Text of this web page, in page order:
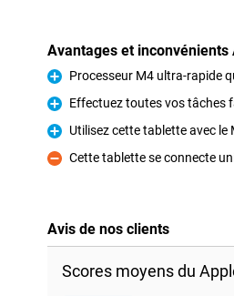
Avantages et inconvénients
Pour
Processeur M4 ultra-rapide
Pour
Effectuez toutes vos tâches
Pour
Utilisez cette tablette avec le
Contre
Cette tablette se connecte
Avis de nos clients
Scores moyens du